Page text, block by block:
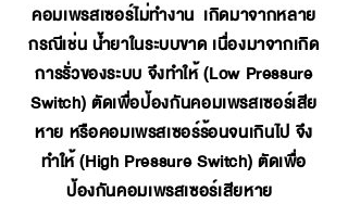
คอมเพรสเซอร์ไม่ทำงาน เกิดมาจากหลาย
กรณีเช่น น้ำยาในระบบขาด เนื่องมาจากเกิด
การรั่วของระบบ จึงทำให้ (Low Pressure
Switch) ตัดเพื่อป้องกันคอมเพรสเซอร์เสีย
หาย หรือคอมเพรสเซอร์ร้อนจนเกินไป จึง
ทำให้ (High Pressure Switch) ตัดเพื่อ
ป้องกันคอมเพรสเซอร์เสียหาย